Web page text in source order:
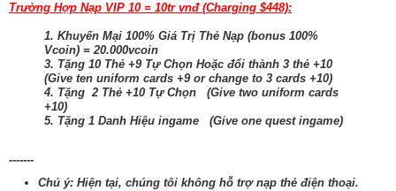
Trường Hợp Nạp VIP 10 = 10tr vnđ (Charging $448):
1. Khuyến Mại 100% Giá Trị Thẻ Nạp (bonus 100%
Vcoin) = 20.000vcoin
3. Tặng 10 Thẻ +9 Tự Chọn Hoặc đổi thành 3 thẻ +10
(Give ten uniform cards +9 or change to 3 cards +10)
4. Tặng 2 Thẻ +10 Tự Chọn (Give two uniform cards
+10)
5. Tặng 1 Danh Hiệu ingame (Give one quest ingame)
-------
Chú ý: Hiện tại, chúng tôi không hỗ trợ nạp thẻ điện thoại.